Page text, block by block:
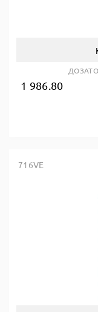
1 986.80
716VE